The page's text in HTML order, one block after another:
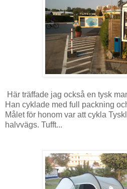
Här träffade jag också en tysk
Han cyklade med full packning
Målet för honom var att cykla
halvvägs. Tufft...